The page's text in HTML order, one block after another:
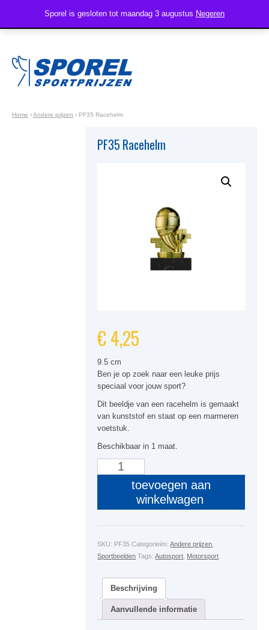
Home ›Andere prijzen › PF35 Racehelm
PF35 Racehelm
€4,25
9.5 cm
Ben je op zoek naar een leuke prijs
speciaal voor jouw sport?
Dit beeldje van een racehelm is gemaakt
van kunststof en staat op een marmeren
voetstuk.
Beschikbaar in 1 maat.
Racehelm
toevoegen aan
winkelwagen
SKU: PF35 Categorieën:Andere prijzen
Sportbeelden Tags:Autosport Motorsport
Beschrijving
Aanvullende informatie
Sporel is gesloten tot maandag 3 augustus Negeren